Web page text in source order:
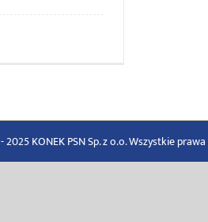
2025 KONEK PSN Sp. z o.o. Wszystkie